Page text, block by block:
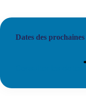
Dates des prochaines